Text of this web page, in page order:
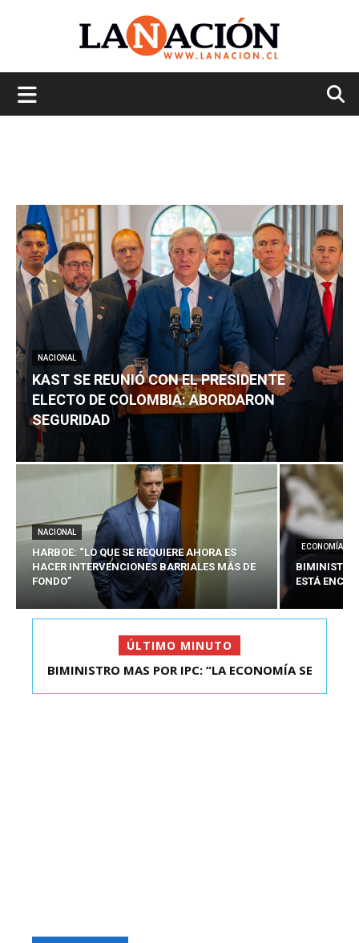
NACIONAL
KAST SE REUNIÓ CON EL PRESIDENTE
ELECTO DE COLOMBIA: ABORDARON
SEGURIDAD
NACIONAL
HARBOE: “LO QUE SE REQUIERE AHORA ES
HACER INTERVENCIONES BARRIALES MÁS DE
FONDO”
ECONOMÍA
BIMINISTRO
ESTÁ
ÚLTIMO MINUTO
KAST SE REUNIÓ CON EL PRESIDENTE ELECTO DE
BIMINISTRO MAS POR IPC: “LA ECONOMÍA SE